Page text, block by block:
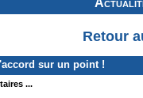
Retour
sur un point !
...